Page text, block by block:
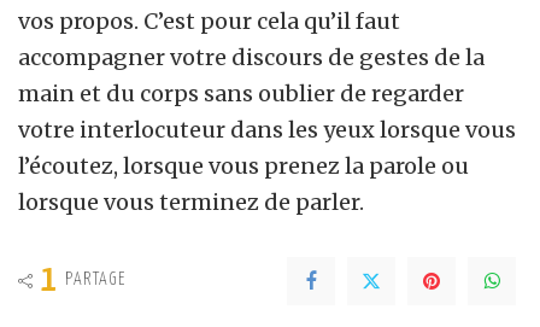
vos propos. C’est pour cela qu’il faut
accompagner votre discours de gestes de la
main et du corps sans oublier de regarder
votre interlocuteur dans les yeux lorsque vous
l’écoutez, lorsque vous prenez la parole ou
lorsque vous terminez de parler.
1 PARTAGE